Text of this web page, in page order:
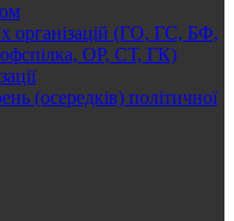
організацій (ГО, ГС, БФ,
ОР, СТ, ГК)
(осередків) політичної